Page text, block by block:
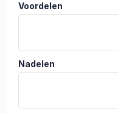
Voordelen
Nadelen